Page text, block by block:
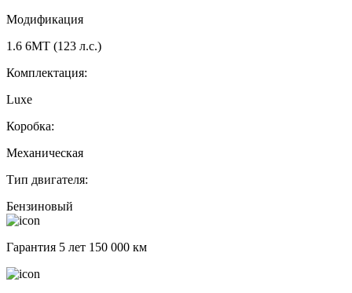
Модификация
1.6 6МТ (123 л.с.)
Комплектация:
Luxe
Коробка:
Механическая
Тип двигателя:
Бензиновый
Гарантия 5 лет 150 000 км